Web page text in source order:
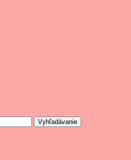
Vyhľadávanie